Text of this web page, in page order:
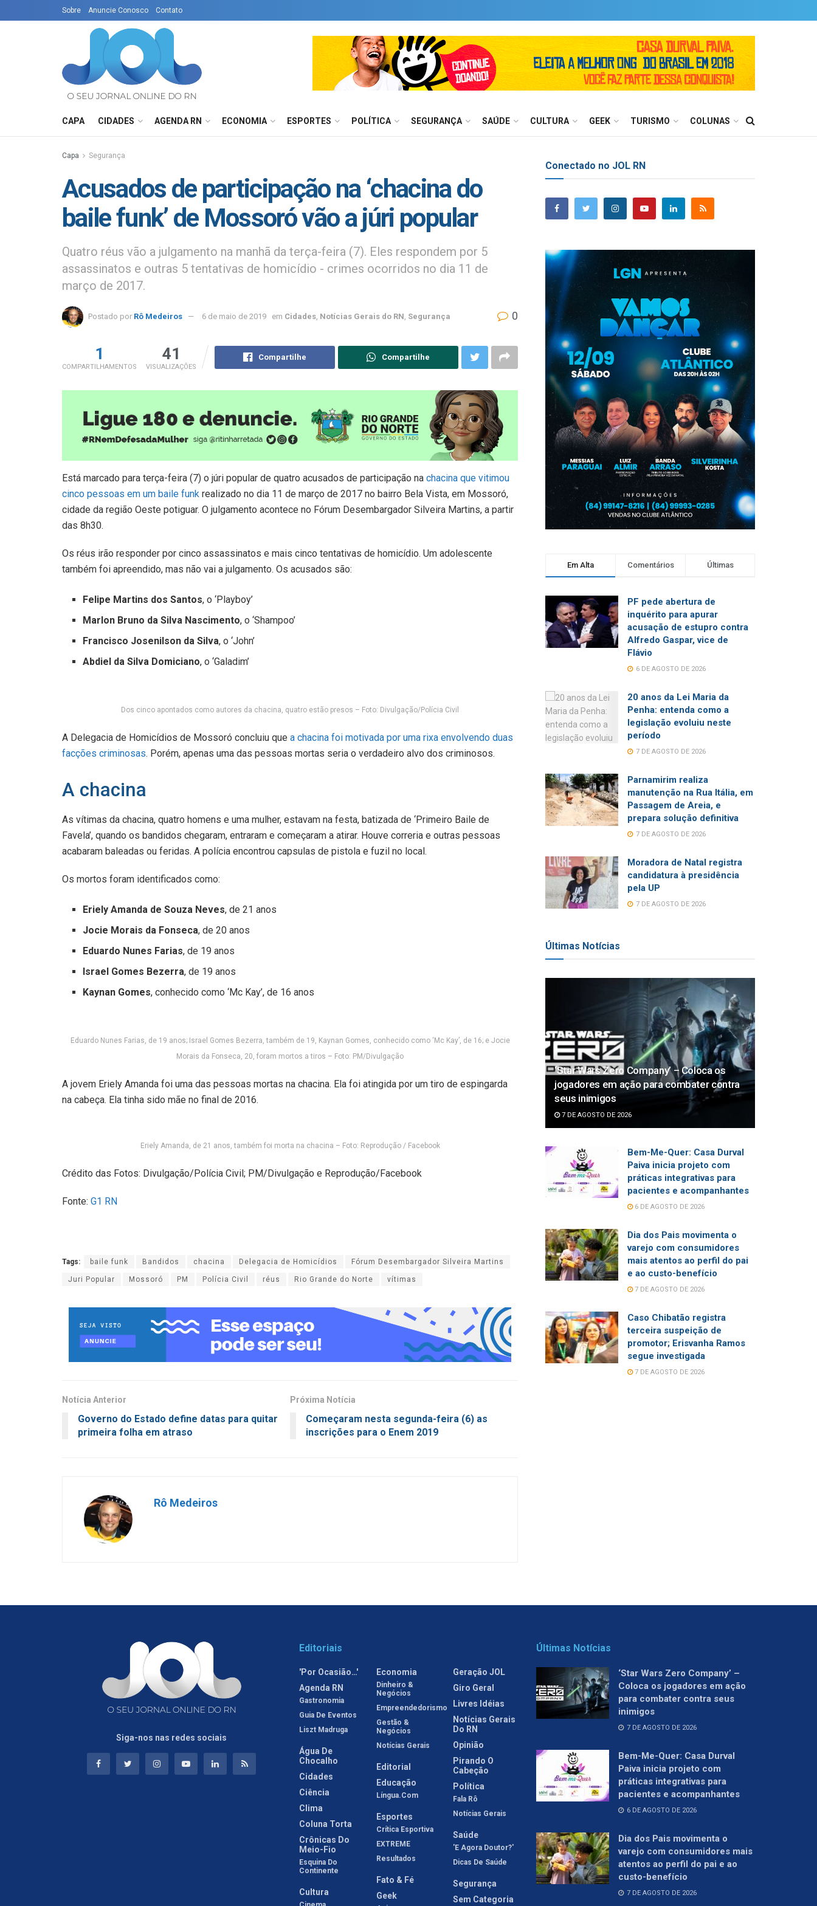
Sobre Anuncie Conosco Contato
CAPA CIDADES AGENDA RN ECONOMIA ESPORTES POLÍTICA SEGURANÇA SAÚDE CULTURA GEEK TURISMO COLUNAS
Capa Segurança
Acusados de participação na ‘chacina do
baile funk’ de Mossoró vão a júri popular
Quatro réus vão a julgamento na manhã da terça-feira (7). Eles respondem por 5
assassinatos e outras 5 tentativas de homicídio - crimes ocorridos no dia 11 de
março de 2017.
Postado por Rô Medeiros 6 de maio de 2019 em Cidades Notícias Gerais do RN Segurança 0
1
COMPARTILHAMENTOS
41
VISUALIZAÇÕES
Compartilhe Compartilhe
Está marcado para terça-feira (7) o júri popular de quatro acusados de participação na chacina que vitimou
cinco pessoas em um baile funk realizado no dia 11 de março de 2017 no bairro Bela Vista, em Mossoró,
cidade da região Oeste potiguar. O julgamento acontece no Fórum Desembargador Silveira Martins, a partir
das 8h30.
Os réus irão responder por cinco assassinatos e mais cinco tentativas de homicídio. Um adolescente
também foi apreendido, mas não vai a julgamento. Os acusados são:
Felipe Martins dos Santos, o ‘Playboy’
Marlon Bruno da Silva Nascimento, o ‘Shampoo’
Francisco Josenilson da Silva, o ‘John’
Abdiel da Silva Domiciano, o ‘Galadim’
Dos cinco apontados como autores da chacina, quatro estão presos – Foto: Divulgação/Polícia Civil
A Delegacia de Homicídios de Mossoró concluiu que a chacina foi motivada por uma rixa envolvendo duas
facções criminosas. Porém, apenas uma das pessoas mortas seria o verdadeiro alvo dos criminosos.
A chacina
As vítimas da chacina, quatro homens e uma mulher, estavam na festa, batizada de ‘Primeiro Baile de
Favela’, quando os bandidos chegaram, entraram e começaram a atirar. Houve correria e outras pessoas
acabaram baleadas ou feridas. A polícia encontrou capsulas de pistola e fuzil no local.
Os mortos foram identificados como:
Eriely Amanda de Souza Neves, de 21 anos
Jocie Morais da Fonseca, de 20 anos
Eduardo Nunes Farias, de 19 anos
Israel Gomes Bezerra, de 19 anos
Kaynan Gomes, conhecido como ‘Mc Kay’, de 16 anos
Eduardo Nunes Farias, de 19 anos; Israel Gomes Bezerra, também de 19, Kaynan Gomes, conhecido como ‘Mc Kay’, de 16; e Jocie
Morais da Fonseca, 20, foram mortos a tiros – Foto: PM/Divulgação
A jovem Eriely Amanda foi uma das pessoas mortas na chacina. Ela foi atingida por um tiro de espingarda
na cabeça. Ela tinha sido mãe no final de 2016.
Eriely Amanda, de 21 anos, também foi morta na chacina – Foto: Reprodução / Facebook
Crédito das Fotos: Divulgação/Polícia Civil; PM/Divulgação e Reprodução/Facebook
Fonte: G1 RN
Tags: baile funk Bandidos chacina Delegacia de Homicídios Fórum Desembargador Silveira Martins
Juri Popular Mossoró PM Polícia Civil réus Rio Grande do Norte vítimas
Notícia Anterior
Governo do Estado define datas para quitar
primeira folha em atraso
Próxima Notícia
Começaram nesta segunda-feira (6) as
inscrições para o Enem 2019
Rô Medeiros
Conectado no JOL RN
Em Alta Comentários Últimas
PF pede abertura de
inquérito para apurar
acusação de estupro contra
Alfredo Gaspar, vice de
Flávio
6 DE AGOSTO DE 2026
20 anos da Lei Maria da
Penha: entenda como a
legislação evoluiu neste
período
7 DE AGOSTO DE 2026
Parnamirim realiza
manutenção na Rua Itália, em
Passagem de Areia, e
prepara solução definitiva
7 DE AGOSTO DE 2026
Moradora de Natal registra
candidatura à presidência
pela UP
7 DE AGOSTO DE 2026
Últimas Notícias
‘Star Wars Zero Company’ – Coloca os
jogadores em ação para combater contra
seus inimigos
7 DE AGOSTO DE 2026
Bem-Me-Quer: Casa Durval
Paiva inicia projeto com
práticas integrativas para
pacientes e acompanhantes
6 DE AGOSTO DE 2026
Dia dos Pais movimenta o
varejo com consumidores
mais atentos ao perfil do pai
e ao custo-benefício
7 DE AGOSTO DE 2026
Caso Chibatão registra
terceira suspeição de
promotor; Erisvanha Ramos
segue investigada
7 DE AGOSTO DE 2026
Siga-nos nas redes sociais
Editoriais
'Por Ocasião…'
Agenda RN
Gastronomia
Guia De Eventos
Liszt Madruga
Água De
Chocalho
Cidades
Ciência
Clima
Coluna Torta
Crônicas Do
Meio-Fio
Esquina Do
Continente
Cultura
Economia
Dinheiro &
Negócios
Empreendedorismo
Gestão &
Negócios
Notícias Gerais
Editorial
Educação
Língua.com
Esportes
Crítica Esportiva
EXTREME
Resultados
Fato & Fé
Geek
Geração JOL
Giro Geral
Livres Idéias
Notícias Gerais
Do RN
Opinião
Pirando O
Cabeção
Política
Fala Rô
Notícias Gerais
Saúde
'E Agora Doutor?'
Dicas De Saúde
Segurança
Sem Categoria
Últimas Notícias
‘Star Wars Zero Company’ –
Coloca os jogadores em ação
para combater contra seus
inimigos
7 DE AGOSTO DE 2026
Bem-Me-Quer: Casa Durval
Paiva inicia projeto com
práticas integrativas para
pacientes e acompanhantes
6 DE AGOSTO DE 2026
Dia dos Pais movimenta o
varejo com consumidores mais
atentos ao perfil do pai e ao
custo-benefício
7 DE AGOSTO DE 2026